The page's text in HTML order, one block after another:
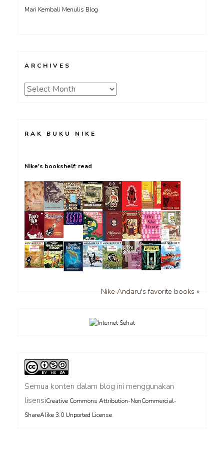
Mari Kembali Menulis Blog
ARCHIVES
Archives
RAK BUKU NIKE
Nike's bookshelf: read
Nike Andaru's favorite books »
Semua konten dalam blog ini menggunakan
lisensiCreative Commons Attribution-NonCommercial-
ShareAlike 3.0 Unported License.